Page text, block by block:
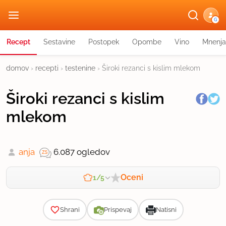
G
Recept Sestavine Postopek Opombe Vino Mnenja
domov › recepti › testenine › Široki rezanci s kislim mlekom
Široki rezanci s kislim
mlekom
anja 6.087 ogledov
1/5 Oceni
Shrani Prispevaj Natisni